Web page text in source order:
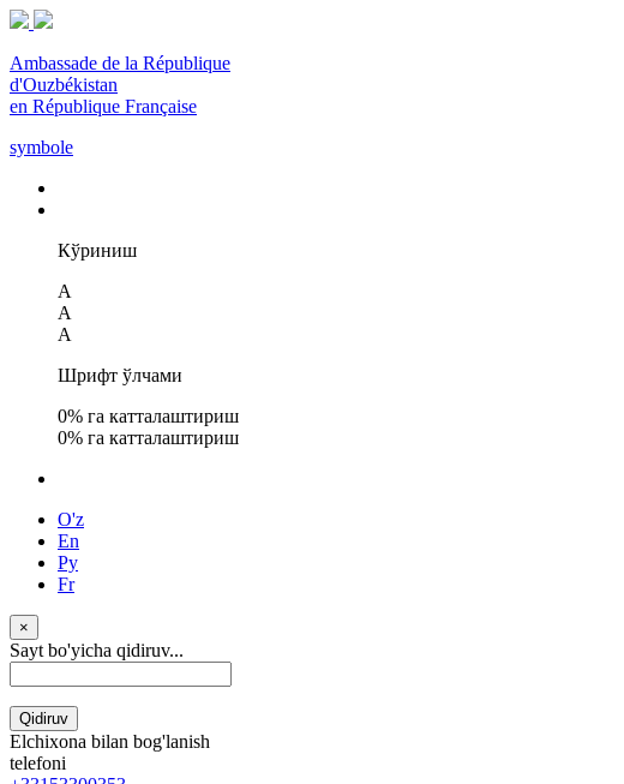
Ambassade de la République
d'Ouzbékistan
en République Française
symbole
Кўриниш
A
A
A
Шрифт ўлчами
0% га катталаштириш
0% га катталаштириш
O'z
En
Ру
Fr
×
Sayt bo'yicha qidiruv...
Qidiruv
Elchixona bilan bog'lanish
telefoni